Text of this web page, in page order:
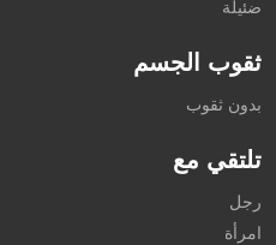
ضئيلة
ثقوب الجسم
بدون ثقوب
تلتقي مع
رجل
امرأة